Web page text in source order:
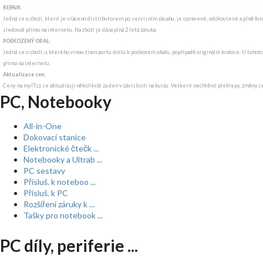
REPAIR:
Jedná se o zboží, které je vráceno distributorem po servisním zásahu, je opravené, odzkoušené a plně
sledovat přímo na internetu. Na zboží je dána plná 2 letá záruka.
POŠKOZENÝ OBAL:
Jedná se o zboží, u kterého vinou transportu došlo k poškození obalu, popřípadě originální krabice. U
přímo na internetu.
Aktualizace cen:
Ceny na myIT.cz se aktualizují několikrát za den v závislosti na kurzu. Veškeré nechtěné překlepy, změny
PC, Notebooky
All-in-One
Dokovací stanice
Elektronické čtečk ...
Notebooky a Ultrab ...
PC sestavy
Přísluš. k noteboo ...
Přísluš. k PC
Rozšíření záruky k ...
Tašky pro notebook ...
PC díly, periferie ...